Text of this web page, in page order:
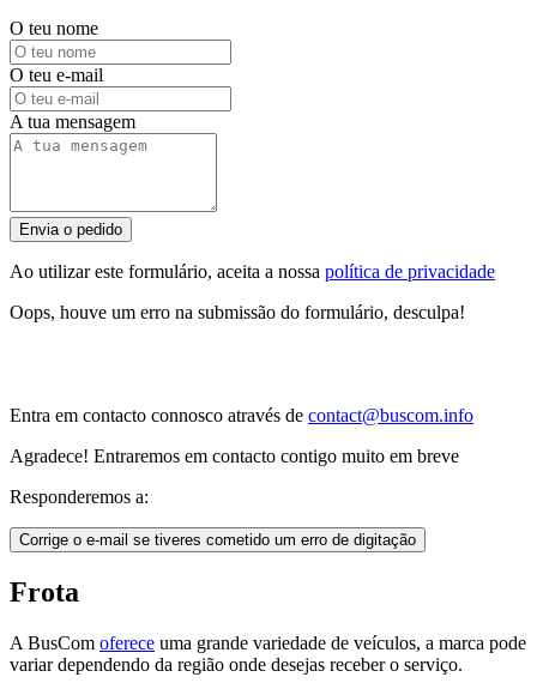
O teu nome
O teu e-mail
A tua mensagem
Envia o pedido
Ao utilizar este formulário, aceita a nossa política de privacidade
Oops, houve um erro na submissão do formulário, desculpa!
Entra em contacto connosco através de contact@buscom.info
Agradece! Entraremos em contacto contigo muito em breve
Responderemos a:
Corrige o e-mail se tiveres cometido um erro de digitação
Frota
A BusCom oferece uma grande variedade de veículos, a marca pode
variar dependendo da região onde desejas receber o serviço.